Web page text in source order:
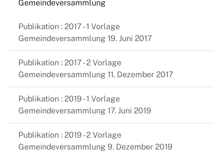
Gemeindeversammlung
Publikation : 2017 - 1 Vorlage
Gemeindeversammlung 19. Juni 2017
Publikation : 2017 - 2 Vorlage
Gemeindeversammlung 11. Dezember 2017
Publikation : 2019 - 1 Vorlage
Gemeindeversammlung 17. Juni 2019
Publikation : 2019 - 2 Vorlage
Gemeindeversammlung 9. Dezember 2019